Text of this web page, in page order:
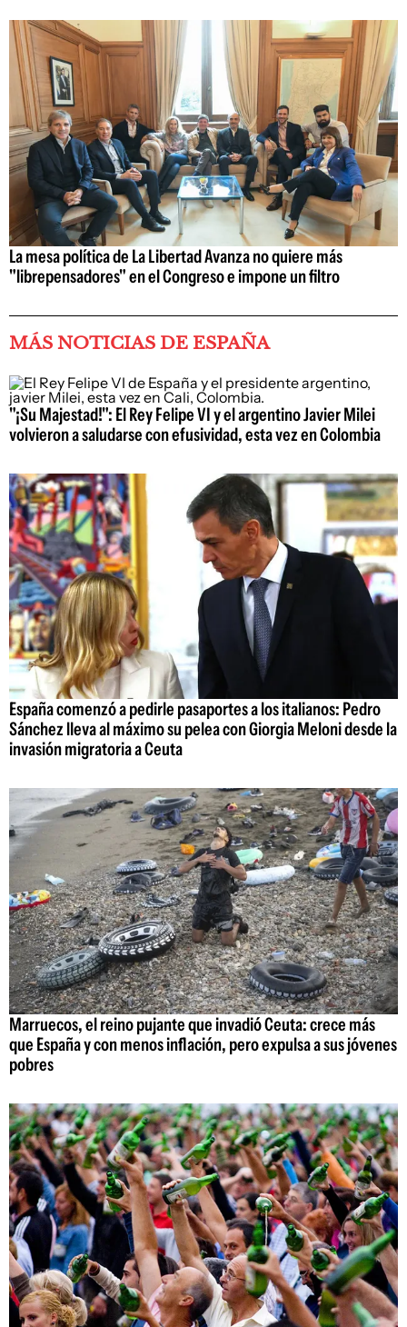
La mesa política de La Libertad Avanza no quiere más
"librepensadores" en el Congreso e impone un filtro
MÁS NOTICIAS DE ESPAÑA
"¡Su Majestad!": El Rey Felipe VI y el argentino Javier Milei
volvieron a saludarse con efusividad, esta vez en Colombia
España comenzó a pedirle pasaportes a los italianos: Pedro
Sánchez lleva al máximo su pelea con Giorgia Meloni desde la
invasión migratoria a Ceuta
Marruecos, el reino pujante que invadió Ceuta: crece más
que España y con menos inflación, pero expulsa a sus jóvenes
pobres